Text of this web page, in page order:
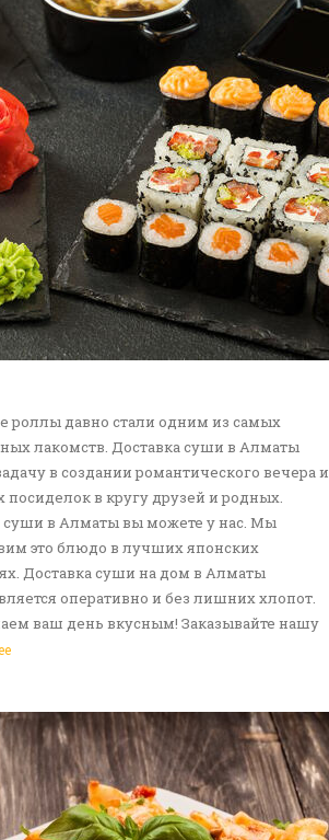
роллы давно стали одним из самых
лакомств. Доставка суши в Алматы
в создании романтического вечера и
в кругу друзей и родных.
суши в Алматы вы можете у нас. Мы
это блюдо в лучших японских
Доставка суши на дом в Алматы
оперативно и без лишних хлопот.
ваш день вкусным! Заказывайте нашу
еды в Алматы!